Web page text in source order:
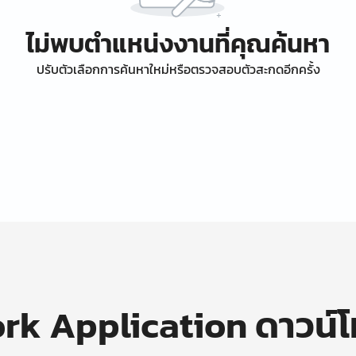
ไม่พบตำแหน่งงานที่คุณค้นหา
ปรับตัวเลือกการค้นหาใหม่หรือตรวจสอบตัวสะกดอีกครั้ง
Application ดาวน์